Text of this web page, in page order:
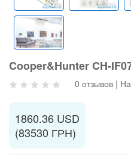
Cooper&Hunter CH-
0 отзывов |
1860.36 USD
(83530 ГРН)